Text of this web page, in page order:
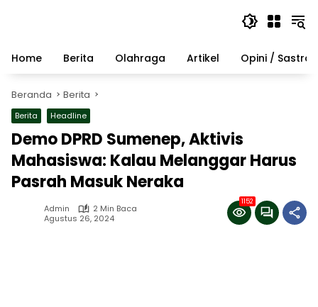
Home
Berita Olahraga Artikel Opini / Sastra
Beranda Berita
Berita Headline
Demo DPRD Sumenep, Aktivis
Mahasiswa: Kalau Melanggar Harus
Pasrah Masuk Neraka
Admin
2 Min Baca
Agustus 26, 2024
1152